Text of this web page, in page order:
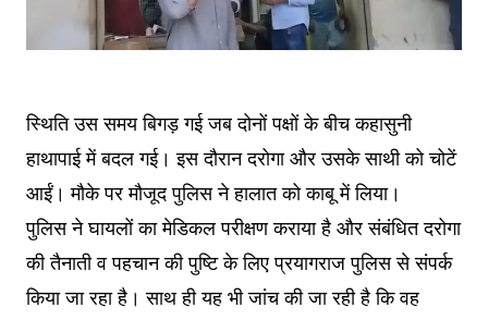
स्थिति उस समय बिगड़ गई जब दोनों पक्षों के बीच कहासुनी
हाथापाई में बदल गई। इस दौरान दरोगा और उसके साथी को चोटें
आईं। मौके पर मौजूद पुलिस ने हालात को काबू में लिया।
पुलिस ने घायलों का मेडिकल परीक्षण कराया है और संबंधित दरोगा
की तैनाती व पहचान की पुष्टि के लिए प्रयागराज पुलिस से संपर्क
किया जा रहा है। साथ ही यह भी जांच की जा रही है कि वह